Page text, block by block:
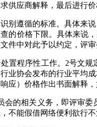
供应商解释，最后进行
别遵循的标准。具体来
的价格下限。具体来说
件中对此予以约定，评
置程序性工作。2号文
业协会发布的行业平均
应）价格作出书面解释
会的相关义务，即评审
不能假借网络便利欲行不